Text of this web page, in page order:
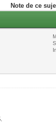
Note de ce